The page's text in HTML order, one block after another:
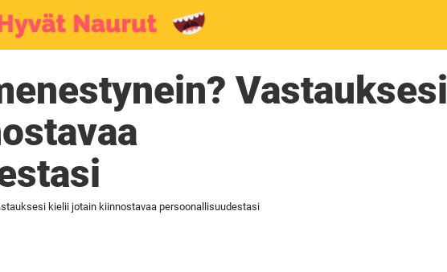
Vastauksesi
kielii jotain kiinnostavaa persoonallisuudestasi